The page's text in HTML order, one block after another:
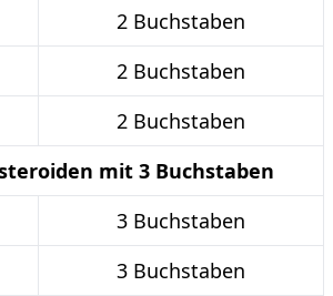
2 Buchstaben
2 Buchstaben
2 Buchstaben
mit 3 Buchstaben
3 Buchstaben
3 Buchstaben